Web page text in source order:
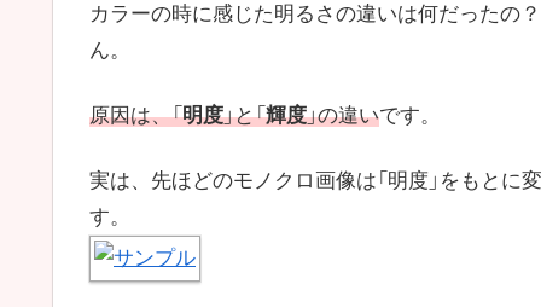
カラーの時に感じた明るさの違いは何だった
ん。
原因は、「明度」と「輝度」の違いです。
実は、先ほどのモノクロ画像は「明度」をもとに
す。